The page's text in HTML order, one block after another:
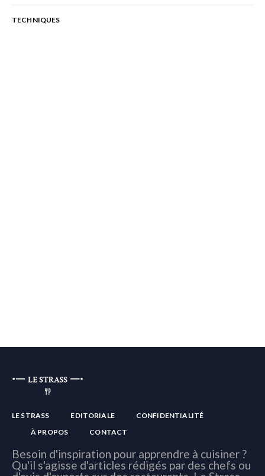
TECHNIQUES
LE STRASS EDITORIALE
CONFIDENTIALITÉ
À PROPOS
CONTACT
Besoin d'inspiration pour apprendre à cuisiner ?
Qu'il s'agisse d'articles rédigés par des chefs ou